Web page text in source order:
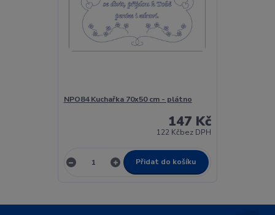
NPO84 Kuchařka 70x50 cm - plátno
147 Kč
122 Kčbez DPH
Přidat do košíku